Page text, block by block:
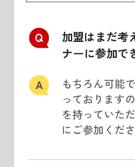
加盟はまだ考
ナーに参加で
もちろん可能
っております
を持っていた
にご参加くださ